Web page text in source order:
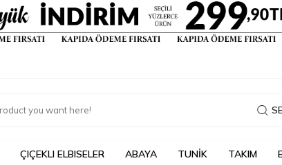
ÇIÇEKLI ELBISELER ABAYA TUNİK TAKIM